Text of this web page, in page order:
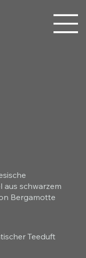
aus schwarzem
Bergamotte
Teeduft